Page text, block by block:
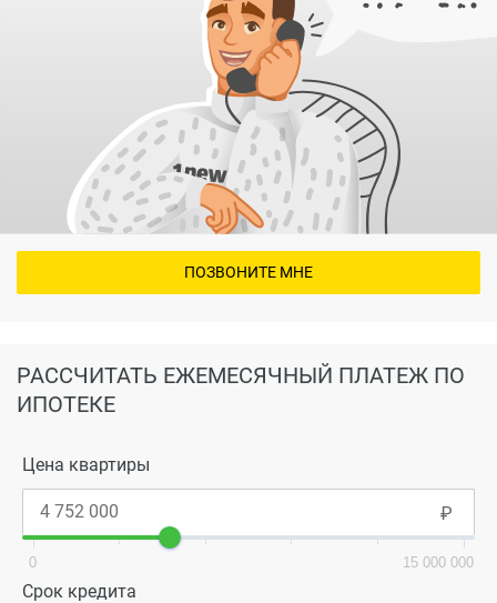
РАССЧИТАТЬ ЕЖЕМЕСЯЧНЫЙ ПЛАТЕЖ ПО
ИПОТЕКЕ
Цена квартиры
0 15 000 000
Срок кредита
ПОЗВОНИТЕ МНЕ